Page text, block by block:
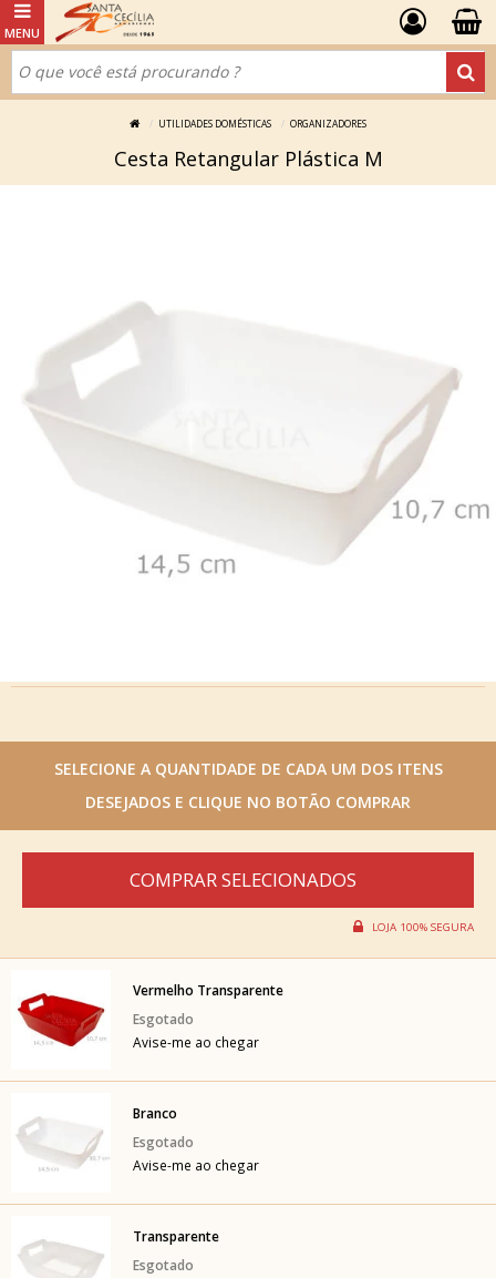
UTILIDADES DOMÉSTICAS ORGANIZADORES
Cesta Retangular Plástica M
Vermelho Transparente
Avise-me ao chegar
Branco
Avise-me ao chegar
Transparente